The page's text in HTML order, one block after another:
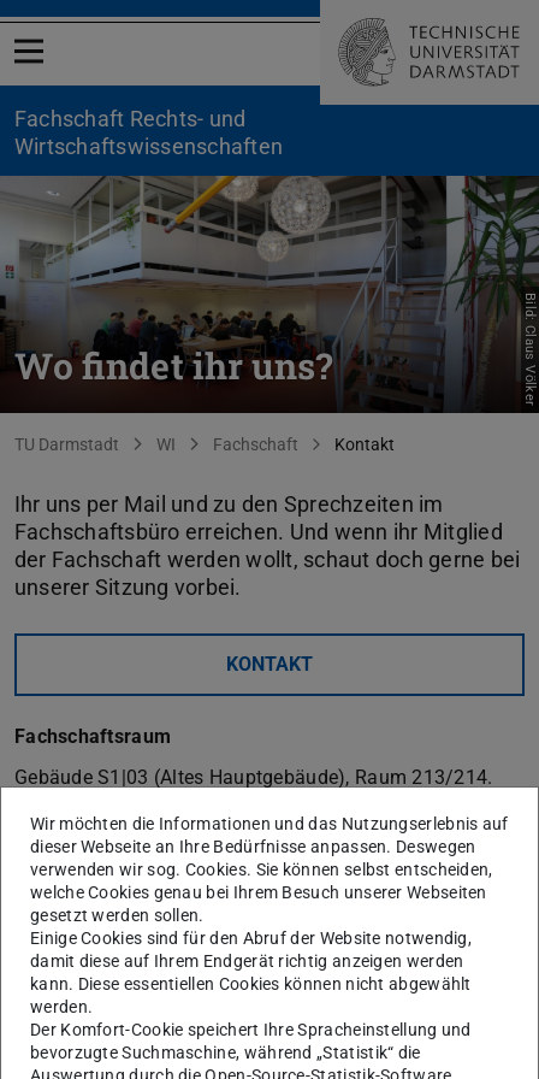
Menü öffnen
Fachschaft Rechts- und
Wirtschaftswissenschaften
Wo findet ihr uns? Bild: Claus Völker
Sie befinden sich hier:
TU Darmstadt WI Fachschaft Kontakt
Ihr uns per Mail und zu den Sprechzeiten im
Fachschaftsbüro erreichen. Und wenn ihr Mitglied
der Fachschaft werden wollt, schaut doch gerne bei
unserer Sitzung vorbei.
KONTAKT
Fachschaftsraum
Gebäude S1|03 (Altes Hauptgebäude), Raum 213/214.
Vom Haupteingang (Hochschulstr. 1) aus an der
Pförtnerloge vorbei nach links. An der Ecke dann bis in
den zweiten Stock hochgehen und dem Ostflügel
(rechtsrum) folgen. Auf der linken Seite befindet sich das
Lernzentrum und der Fachschaftsraum.
Sprechstunden
Während unserer Sprechstunden (Mo.-Fr.: 12:00-13:00
Uhr) könnt ihr gerne bei uns vorbeikommen. In der
Wir möchten die Informationen und das Nutzungserlebnis auf
dieser Webseite an Ihre Bedürfnisse anpassen. Deswegen
verwenden wir sog. Cookies. Sie können selbst entscheiden,
welche Cookies genau bei Ihrem Besuch unserer Webseiten
gesetzt werden sollen.
Einige Cookies sind für den Abruf der Website notwendig,
damit diese auf Ihrem Endgerät richtig anzeigen werden
kann. Diese essentiellen Cookies können nicht abgewählt
werden.
Der Komfort-Cookie speichert Ihre Spracheinstellung und
bevorzugte Suchmaschine, während „Statistik“ die
Auswertung durch die Open-Source-Statistik-Software